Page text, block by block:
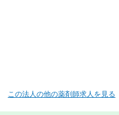
この法人の他の薬剤師求人を見る